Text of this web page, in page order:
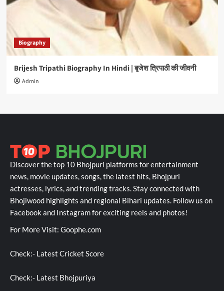
Biography
Brijesh Tripathi Biography In Hindi | बृजेश त्रिपाठी की जीवनी
Admin
Discover the top 10 Bhojpuri platforms for entertainment
news, movie updates, songs, the latest hits, Bhojpuri
actresses, lyrics, and trending tracks. Stay connected with
Bhojiwood highlights and regional Bihari updates. Follow us on
Facebook and Instagram for exciting reels and photos!
For More Visit: Goophe.com
Check:- Latest Cricket Score
Check:- Latest Bhojpuriya